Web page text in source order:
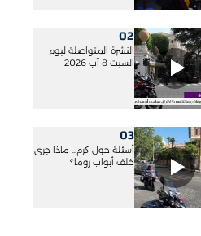
02
النشرة المتواصلة ليوم
السبت 8 آب 2026
03
أسئلة حول كرم... ماذا جرى
خلف أبواب روما؟